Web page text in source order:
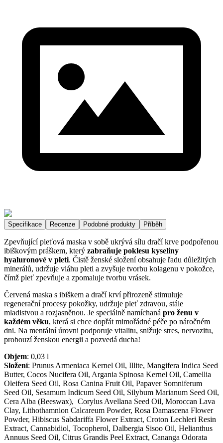
Specifikace Recenze Podobné produkty Příběh
Zpevňující pleťová maska v sobě ukrývá sílu dračí krve podpořenou
ibiškovým práškem, který zabraňuje poklesu kyseliny
hyaluronové v pleti. Čistě ženské složení obsahuje řadu důležitých
minerálů, udržuje vláhu pleti a zvyšuje tvorbu kolagenu v pokožce,
čímž pleť zpevňuje a zpomaluje tvorbu vrásek.
Červená maska s ibiškem a dračí krví přirozeně stimuluje
regenerační procesy pokožky, udržuje pleť zdravou, stále
mladistvou a rozjasněnou. Je speciálně namíchaná pro ženu v
každém věku, která si chce dopřát mimořádné péče po náročném
dni. Na mentální úrovni podporuje vitalitu, snižuje stres, nervozitu,
probouzí ženskou energii a pozvedá ducha!
Objem: 0,03 l
Složení: Prunus Armeniaca Kernel Oil, Illite, Mangifera Indica Seed
Butter, Cocos Nucifera Oil, Argania Spinosa Kernel Oil, Camellia
Oleifera Seed Oil, Rosa Canina Fruit Oil, Papaver Somniferum
Seed Oil, Sesamum Indicum Seed Oil, Silybum Marianum Seed Oil,
Cera Alba (Beeswax), Corylus Avellana Seed Oil, Moroccan Lava
Clay, Lithothamnion Calcareum Powder, Rosa Damascena Flower
Powder, Hibiscus Sabdariffa Flower Extract, Croton Lechleri Resin
Extract, Cannabidiol, Tocopherol, Dalbergia Sisoo Oil, Helianthus
Annuus Seed Oil, Citrus Grandis Peel Extract, Cananga Odorata